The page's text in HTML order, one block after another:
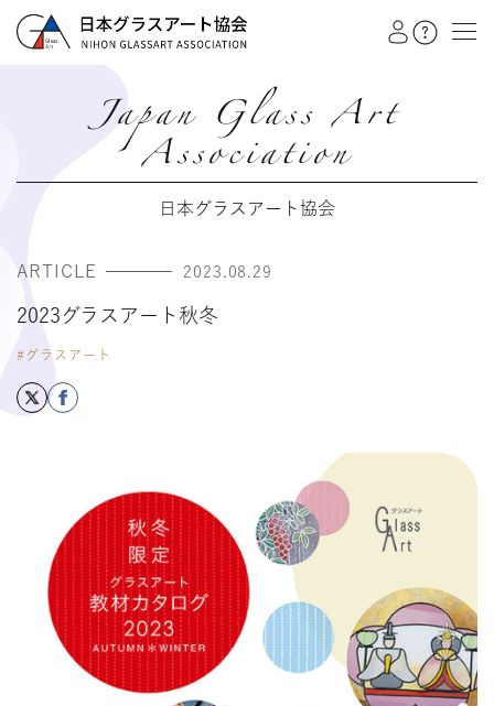
作品展
会員注文フォーム
日本グラスアート協会
タイルクラフト
Japan Glass Art
Association
日本グラスアート協会
ARTICLE 2023.08.29
2023グラスアート秋冬
#グラスアート